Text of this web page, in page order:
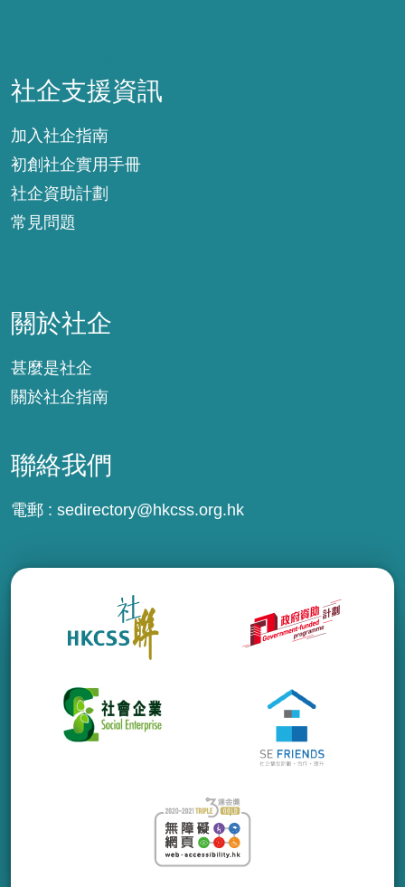
社企支援資訊
加入社企指南
初創社企實用手冊
社企資助計劃
常見問題
關於社企
甚麼是社企
關於社企指南
聯絡我們
電郵 : sedirectory@hkcss.org.hk